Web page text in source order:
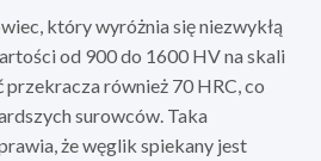
który wyróżnia się niezwykłą
od 900 do 1600 HV na skali
również 70 HRC, co
surowców. Taka
że węglik spiekany jest